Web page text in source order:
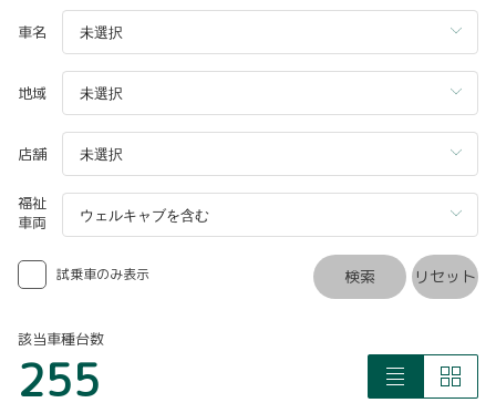
車名
地域
店舗
福祉
車両
試乗車のみ表示 検索 リセット
該当車種台数
255